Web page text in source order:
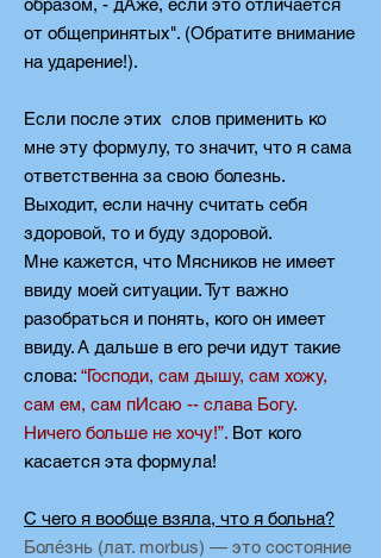
образом, - дАже, если это отличается
от общепринятых". (Обратите внимание
на ударение!).
Если после этих слов применить ко
мне эту формулу, то значит, что я сама
ответственна за свою болезнь.
Выходит, если начну считать себя
здоровой, то и буду здоровой.
Мне кажется, что Мясников не имеет
ввиду моей ситуации. Тут важно
разобраться и понять, кого он имеет
ввиду. А дальше в его речи идут такие
слова: “Господи, сам дышу, сам хожу,
сам ем, сам пИсаю -- слава Богу.
Ничего больше не хочу!”. Вот кого
касается эта формула!
С чего я вообще взяла, что я больна?
Боле́знь (лат. morbus) — это состояние